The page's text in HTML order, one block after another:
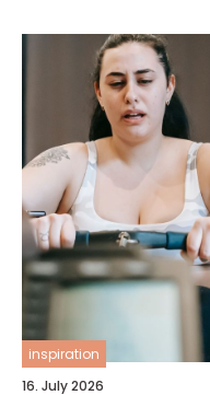
inspiration
16. July 2026